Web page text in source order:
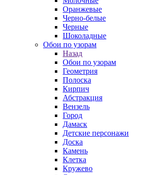
Оранжевые
Черно-белые
Черные
Шоколадные
Обои по узорам
Назад
Обои по узорам
Геометрия
Полоска
Кирпич
Абстракция
Вензель
Город
Дамаск
Детские персонажи
Доска
Камень
Клетка
Кружево